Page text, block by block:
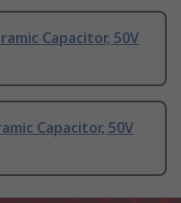
Capacitor, 50V
Capacitor, 50V